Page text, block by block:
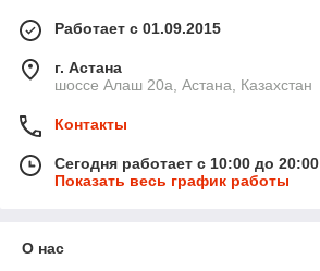
Работает с 01.09.2015
г. Астана
шоссе Алаш 20а, Астана, Казахстан
Контакты
Сегодня работает с 10:00 до 20:00
Показать весь график работы
О нас